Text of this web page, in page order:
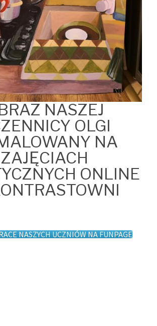
NASZEJ
OLGI
NA
ZAJĘCIACH
ONLINE
NASZYCH UCZNIÓW NA FUNPAGE